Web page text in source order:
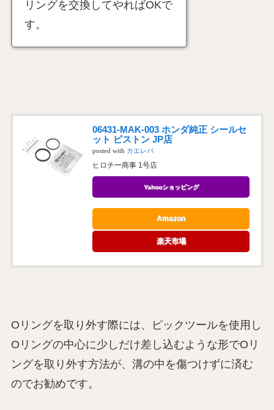
リングを交換してやればOKで
す。
06431-MAK-003 ホンダ純正 シールセ
ット ピストン JP店
posted with カエレバ
ヒロチー商事 1号店
Yahooショッピング
Amazon
楽天市場
Oリングを取り外す際には、ピックツールを使用し
Oリングの中心に少しだけ差し込むような形でOリ
ングを取り外す方法が、溝の中を傷つけずに済む
のでお勧めです。